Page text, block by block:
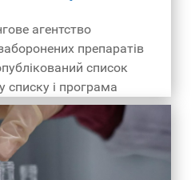
агентство
препаратів
список
списку і програма